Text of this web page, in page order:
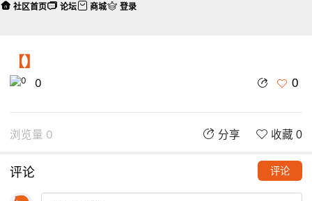
【】
0 0
浏览量 0 分享 收藏 0
评论 评论
社区首页 论坛 商城 登录